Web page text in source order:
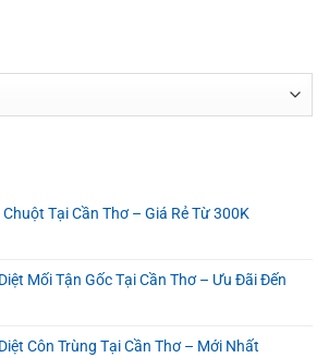
Chuột Tại Cần Thơ – Giá Rẻ Từ 300K
Mối Tận Gốc Tại Cần Thơ – Ưu Đãi Đến
Côn Trùng Tại Cần Thơ – Mới Nhất